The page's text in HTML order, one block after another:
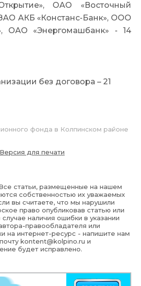
ОАО «Восточный
АКБ «Констанс-Банк», ООО
ОАО «Энергомашбанк» - 14
без договора – 21
фонда в Колпинском районе
Версия для печати
статьи, размещенные на нашем
собственностью их уважаемых
вы считаете, что мы нарушили
право опубликовав статью или
наличия ошибки в указании
правообладателя или
на интернет-ресурс - напишите нам
kontent@kolpino.ru и
будет исправлено.